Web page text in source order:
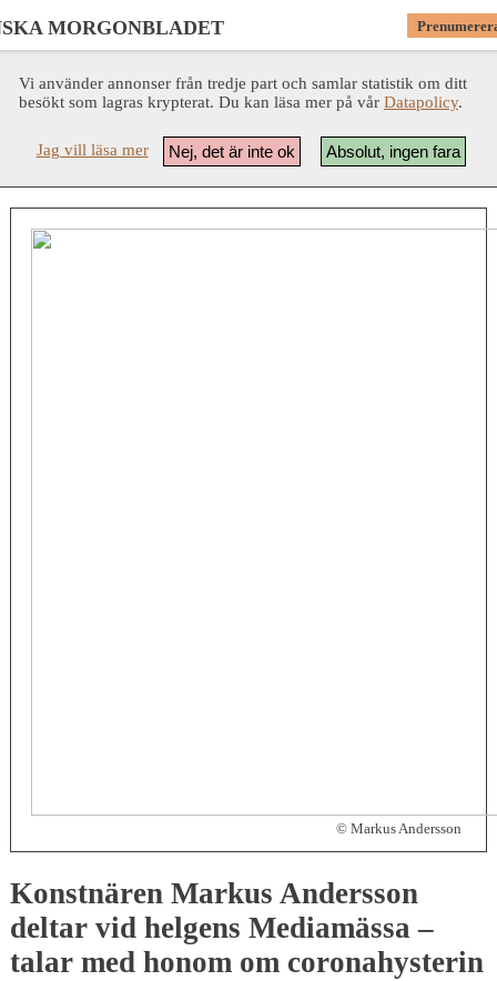
Vi använder annonser från tredje part och samlar statistik om ditt
besökt som lagras krypterat. Du kan läsa mer på vår Datapolicy.
Absolut, ingen fara
Nej, det är inte ok
Jag vill läsa mer
MORGONBLADET
© Markus Andersson
Konstnären Markus Andersson
deltar vid helgens Mediamässa –
talar med honom om coronahysterin